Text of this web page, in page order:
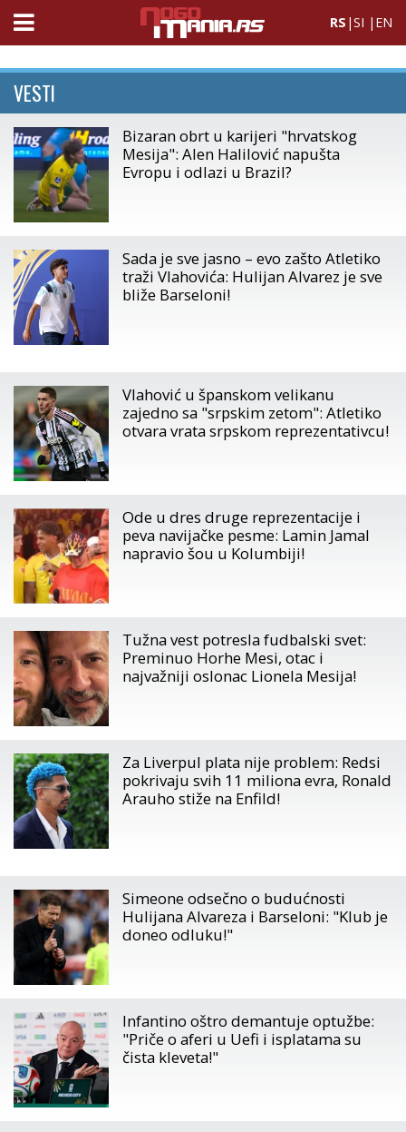
RS |SI | EN
VESTI
Bizaran obrt u karijeri "hrvatskog
Mesija": Alen Halilović napušta
Evropu i odlazi u Brazil?
Sada je sve jasno – evo zašto Atletiko
traži Vlahovića: Hulijan Alvarez je sve
bliže Barseloni!
Vlahović u španskom velikanu
zajedno sa "srpskim zetom": Atletiko
otvara vrata srpskom reprezentativcu!
Ode u dres druge reprezentacije i
peva navijačke pesme: Lamin Jamal
napravio šou u Kolumbiji!
Tužna vest potresla fudbalski svet:
Preminuo Horhe Mesi, otac i
najvažniji oslonac Lionela Mesija!
Za Liverpul plata nije problem: Redsi
pokrivaju svih 11 miliona evra, Ronald
Arauho stiže na Enfild!
Simeone odsečno o budućnosti
Hulijana Alvareza i Barseloni: "Klub je
doneo odluku!"
Infantino oštro demantuje optužbe:
"Priče o aferi u Uefi i isplatama su
čista kleveta!"